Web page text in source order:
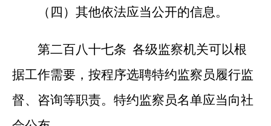
（四）其他依法应当公开的信息。
第二百八十七条 各级监察机关可以根
据工作需要，按程序选聘特约监察员履行监
督、咨询等职责。特约监察员名单应当向社